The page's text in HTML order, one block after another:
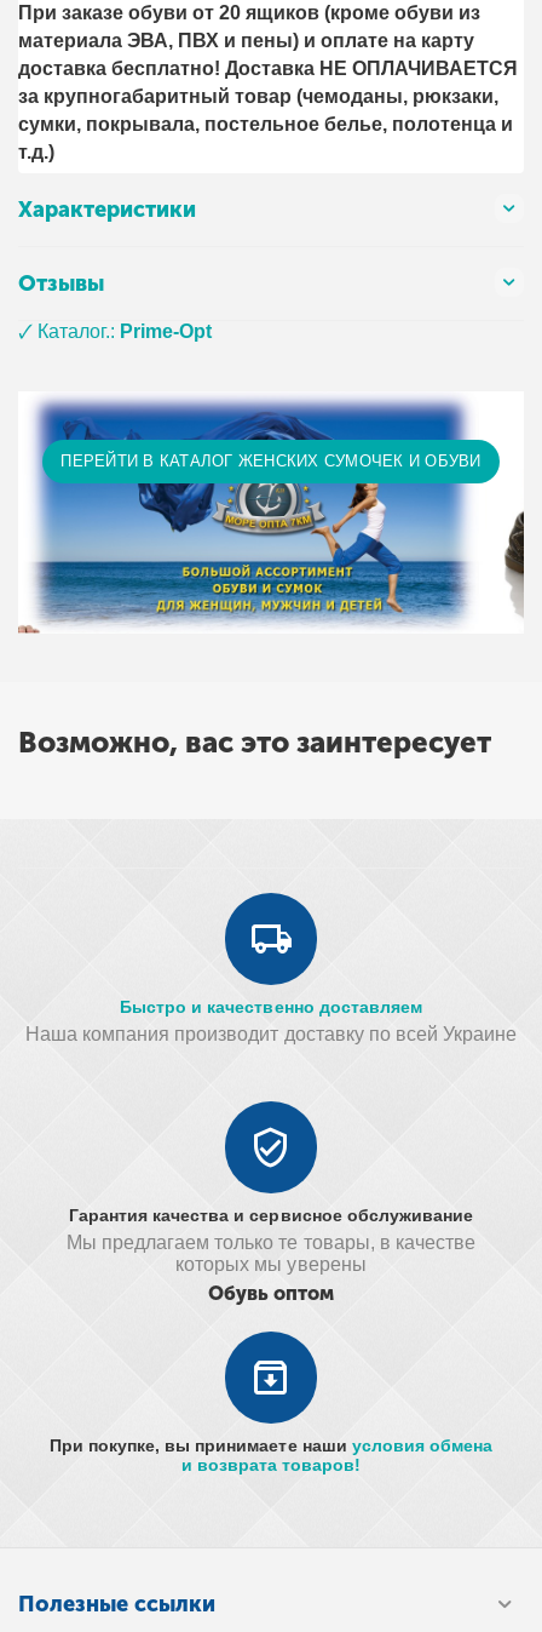
При заказе обуви от 20 ящиков (кроме обуви из
материала ЭВА, ПВХ и пены) и оплате на карту
доставка бесплатно! Доставка НЕ ОПЛАЧИВАЕТСЯ
за крупногабаритный товар (чемоданы, рюкзаки,
сумки, покрывала, постельное белье, полотенца и
т.д.)
Характеристики
Отзывы
🗸 Каталог.: Prime-Opt
ПЕРЕЙТИ В КАТАЛОГ ЖЕНСКИХ СУМОЧЕК И ОБУВИ
Возможно, вас это заинтересует
Быстро и качественно доставляем
Наша компания производит доставку по всей Украине
Гарантия качества и сервисное обслуживание
Мы предлагаем только те товары, в качестве
которых мы уверены
Обувь оптом
При покупке, вы принимаете наши условия обмена
и возврата товаров!
Полезные ссылки